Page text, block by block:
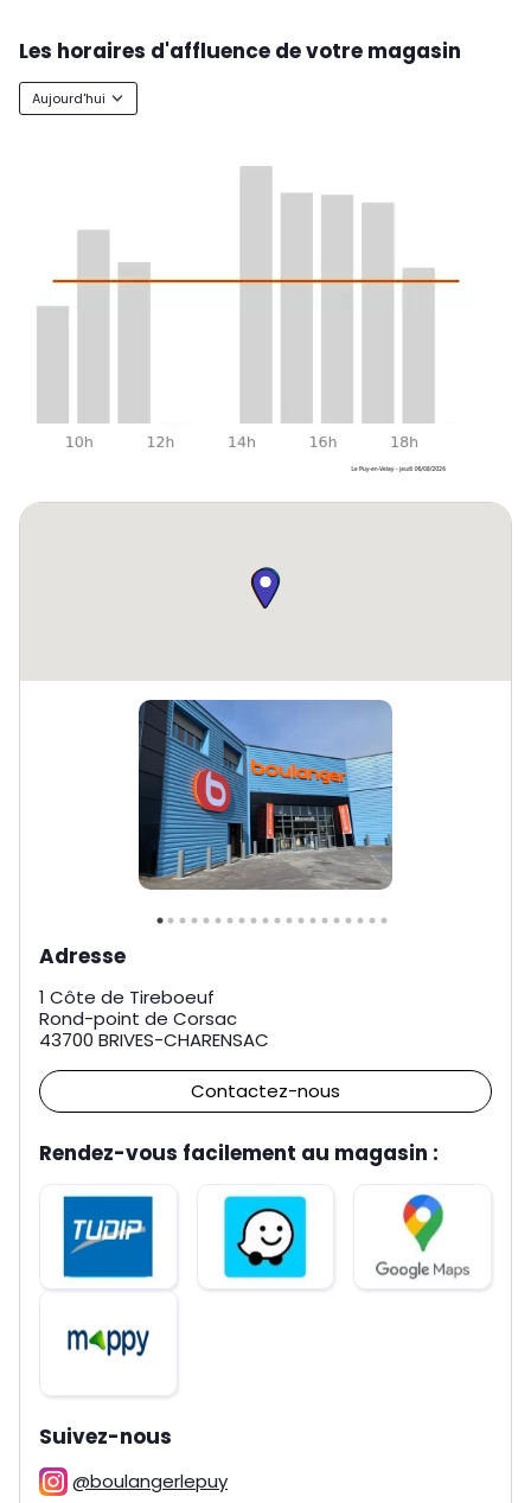
Les horaires d'affluence de votre magasin
Aujourd'hui
Adresse
1 Côte de Tireboeuf
Rond-point de Corsac
43700 BRIVES-CHARENSAC
Contactez-nous
Rendez-vous facilement au magasin :
Suivez-nous
@boulangerlepuy